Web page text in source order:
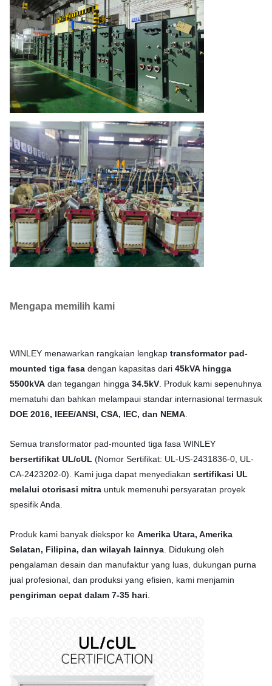
Mengapa memilih kami
WINLEY menawarkan rangkaian lengkap transformator pad-
mounted tiga fasa dengan kapasitas dari 45kVA hingga
5500kVA dan tegangan hingga 34.5kV. Produk kami sepenuhnya
mematuhi dan bahkan melampaui standar internasional termasuk
DOE 2016, IEEE/ANSI, CSA, IEC, dan NEMA.
Semua transformator pad-mounted tiga fasa WINLEY
bersertifikat UL/cUL (Nomor Sertifikat: UL-US-2431836-0, UL-
CA-2423202-0). Kami juga dapat menyediakan sertifikasi UL
melalui otorisasi mitra untuk memenuhi persyaratan proyek
spesifik Anda.
Produk kami banyak diekspor ke Amerika Utara, Amerika
Selatan, Filipina, dan wilayah lainnya. Didukung oleh
pengalaman desain dan manufaktur yang luas, dukungan purna
jual profesional, dan produksi yang efisien, kami menjamin
pengiriman cepat dalam 7-35 hari.